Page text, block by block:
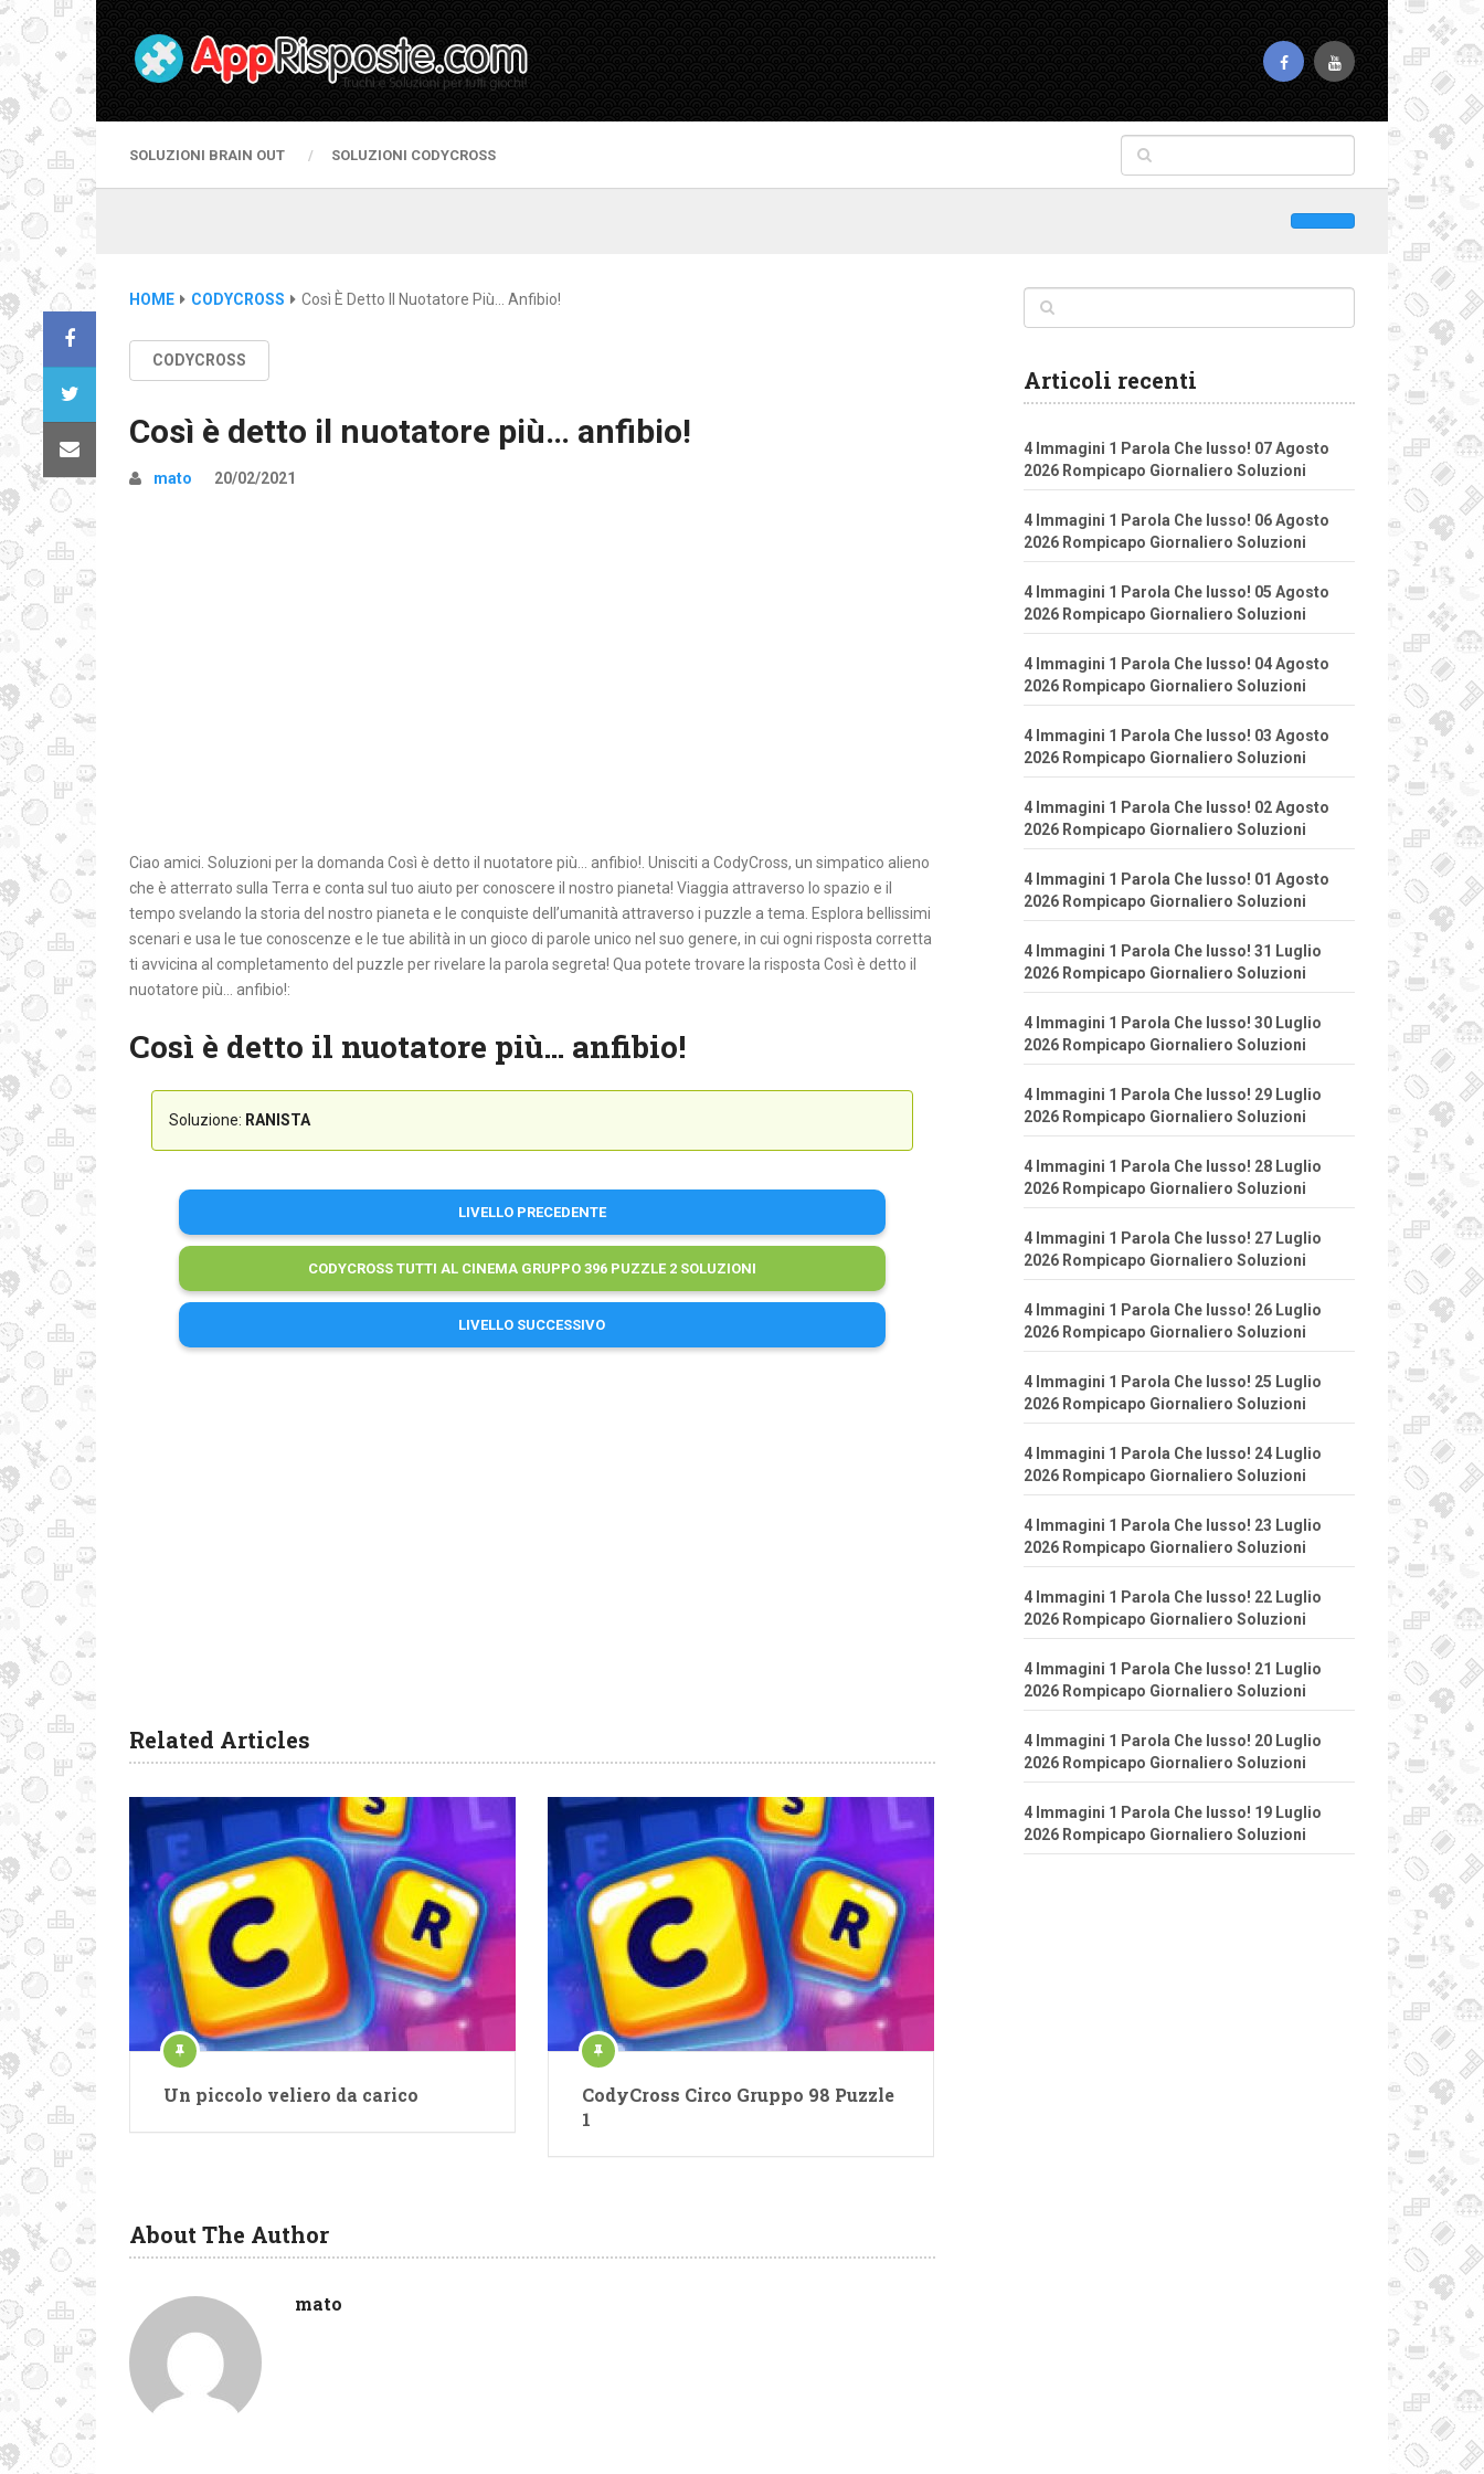
SOLUZIONI BRAIN OUT SOLUZIONI CODYCROSS
HOME CODYCROSS Così È Detto Il Nuotatore Più… Anfibio!
CODYCROSS
Così è detto il nuotatore più… anfibio!
mato 20/02/2021
Ciao amici. Soluzioni per la domanda Così è detto il nuotatore più… anfibio!. Unisciti a CodyCross, un simpatico alieno
che è atterrato sulla Terra e conta sul tuo aiuto per conoscere il nostro pianeta! Viaggia attraverso lo spazio e il
tempo svelando la storia del nostro pianeta e le conquiste dell’umanità attraverso i puzzle a tema. Esplora bellissimi
scenari e usa le tue conoscenze e le tue abilità in un gioco di parole unico nel suo genere, in cui ogni risposta corretta
ti avvicina al completamento del puzzle per rivelare la parola segreta! Qua potete trovare la risposta Così è detto il
nuotatore più… anfibio!:
Così è detto il nuotatore più… anfibio!
Soluzione: RANISTA
LIVELLO PRECEDENTE
CODYCROSS TUTTI AL CINEMA GRUPPO 396 PUZZLE 2 SOLUZIONI
LIVELLO SUCCESSIVO
Related Articles
Un piccolo veliero da carico
CodyCross Circo Gruppo 98 Puzzle
1
About The Author
mato
Articoli recenti
4 Immagini 1 Parola Che lusso! 07 Agosto
2026 Rompicapo Giornaliero Soluzioni
4 Immagini 1 Parola Che lusso! 06 Agosto
2026 Rompicapo Giornaliero Soluzioni
4 Immagini 1 Parola Che lusso! 05 Agosto
2026 Rompicapo Giornaliero Soluzioni
4 Immagini 1 Parola Che lusso! 04 Agosto
2026 Rompicapo Giornaliero Soluzioni
4 Immagini 1 Parola Che lusso! 03 Agosto
2026 Rompicapo Giornaliero Soluzioni
4 Immagini 1 Parola Che lusso! 02 Agosto
2026 Rompicapo Giornaliero Soluzioni
4 Immagini 1 Parola Che lusso! 01 Agosto
2026 Rompicapo Giornaliero Soluzioni
4 Immagini 1 Parola Che lusso! 31 Luglio
2026 Rompicapo Giornaliero Soluzioni
4 Immagini 1 Parola Che lusso! 30 Luglio
2026 Rompicapo Giornaliero Soluzioni
4 Immagini 1 Parola Che lusso! 29 Luglio
2026 Rompicapo Giornaliero Soluzioni
4 Immagini 1 Parola Che lusso! 28 Luglio
2026 Rompicapo Giornaliero Soluzioni
4 Immagini 1 Parola Che lusso! 27 Luglio
2026 Rompicapo Giornaliero Soluzioni
4 Immagini 1 Parola Che lusso! 26 Luglio
2026 Rompicapo Giornaliero Soluzioni
4 Immagini 1 Parola Che lusso! 25 Luglio
2026 Rompicapo Giornaliero Soluzioni
4 Immagini 1 Parola Che lusso! 24 Luglio
2026 Rompicapo Giornaliero Soluzioni
4 Immagini 1 Parola Che lusso! 23 Luglio
2026 Rompicapo Giornaliero Soluzioni
4 Immagini 1 Parola Che lusso! 22 Luglio
2026 Rompicapo Giornaliero Soluzioni
4 Immagini 1 Parola Che lusso! 21 Luglio
2026 Rompicapo Giornaliero Soluzioni
4 Immagini 1 Parola Che lusso! 20 Luglio
2026 Rompicapo Giornaliero Soluzioni
4 Immagini 1 Parola Che lusso! 19 Luglio
2026 Rompicapo Giornaliero Soluzioni